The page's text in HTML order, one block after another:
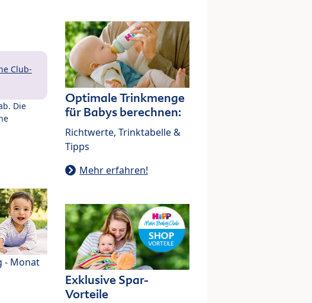
Club-
Die
- Monat
Optimale Trinkmenge
für Babys berechnen:
Richtwerte, Trinktabelle &
Tipps
Mehr erfahren!
Exklusive Spar-
Vorteile